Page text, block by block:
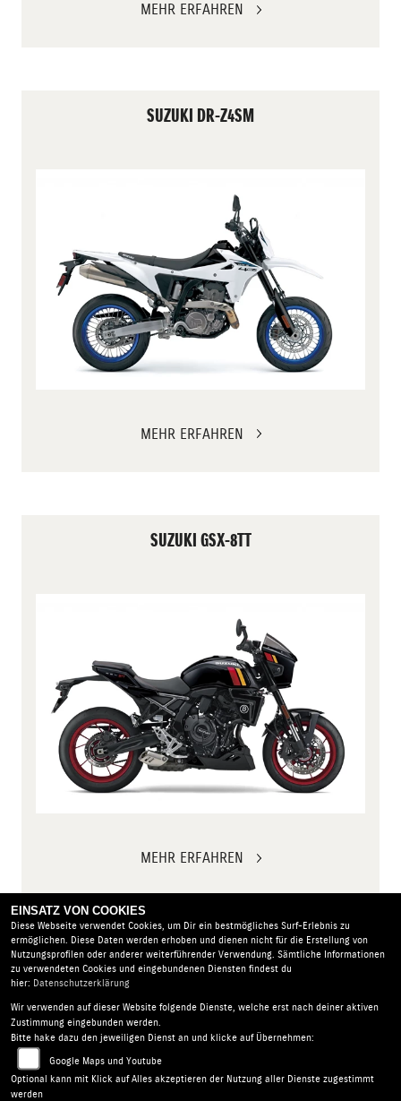
MEHR ERFAHREN
SUZUKI DR-Z4SM
MEHR ERFAHREN
SUZUKI GSX-8TT
MEHR ERFAHREN
Motorrad Michael Faderl |Ernst-Thälmann-Str. 41 |
14728 Rhinow | Deutschland
AGB |Impressum
Barrierefreiheit |Batterieverordnung
EINSATZ VON COOKIES
Diese Webseite verwendet Cookies, um Dir ein bestmögliches Surf-Erlebnis zu
ermöglichen. Diese Daten werden erhoben und dienen nicht für die Erstellung von
Nutzungsprofilen oder anderer weiterführender Verwendung. Sämtliche Informationen
zu verwendeten Cookies und eingebundenen Diensten findest du
hier: Datenschutzerklärung
Wir verwenden auf dieser Website folgende Dienste, welche erst nach deiner aktiven
Zustimmung eingebunden werden.
Bitte hake dazu den jeweiligen Dienst an und klicke auf Übernehmen:
Google Maps und Youtube
Optional kann mit Klick auf Alles akzeptieren der Nutzung aller Dienste zugestimmt
werden